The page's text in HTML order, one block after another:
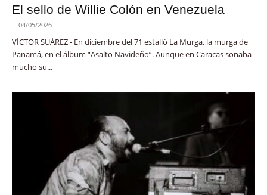
El sello de Willie Colón en Venezuela
- 04/05/2026
VÍCTOR SUÁREZ - En diciembre del 71 estalló La Murga, la murga de
Panamá, en el álbum “Asalto Navideño”. Aunque en Caracas sonaba
mucho su...